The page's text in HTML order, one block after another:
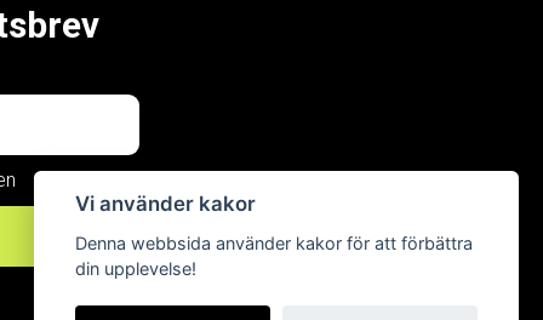
Now, for
Vi använder kakor
Denna webbsida använder kakor för att förbättra
din upplevelse!